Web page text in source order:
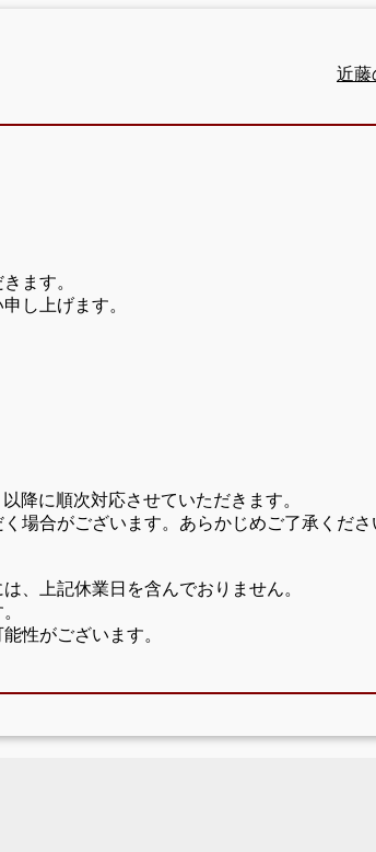
近藤
ます。
し上げます。
降に順次対応させていただきます。
場合がございます。あらかじめご了承くださ
、上記休業日を含んでおりません。
性がございます。